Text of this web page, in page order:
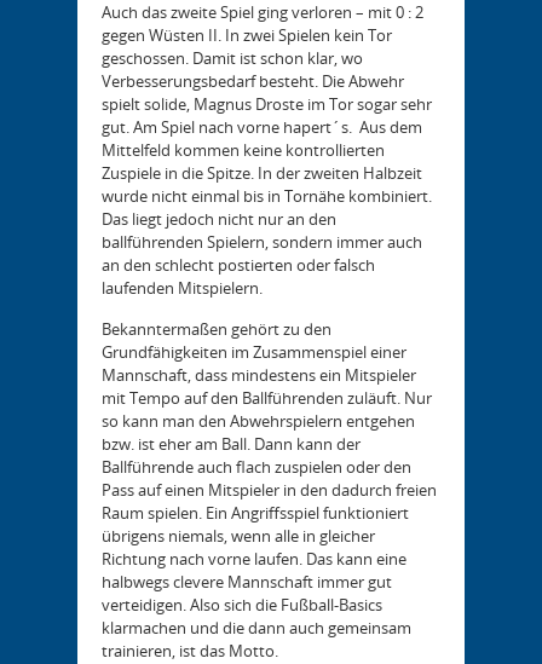
Auch das zweite Spiel ging verloren – mit 0 : 2
gegen Wüsten II. In zwei Spielen kein Tor
geschossen. Damit ist schon klar, wo
Verbesserungsbedarf besteht. Die Abwehr
spielt solide, Magnus Droste im Tor sogar sehr
gut. Am Spiel nach vorne hapert´s. Aus dem
Mittelfeld kommen keine kontrollierten
Zuspiele in die Spitze. In der zweiten Halbzeit
wurde nicht einmal bis in Tornähe kombiniert.
Das liegt jedoch nicht nur an den
ballführenden Spielern, sondern immer auch
an den schlecht postierten oder falsch
laufenden Mitspielern.
Bekanntermaßen gehört zu den
Grundfähigkeiten im Zusammenspiel einer
Mannschaft, dass mindestens ein Mitspieler
mit Tempo auf den Ballführenden zuläuft. Nur
so kann man den Abwehrspielern entgehen
bzw. ist eher am Ball. Dann kann der
Ballführende auch flach zuspielen oder den
Pass auf einen Mitspieler in den dadurch freien
Raum spielen. Ein Angriffsspiel funktioniert
übrigens niemals, wenn alle in gleicher
Richtung nach vorne laufen. Das kann eine
halbwegs clevere Mannschaft immer gut
verteidigen. Also sich die Fußball-Basics
klarmachen und die dann auch gemeinsam
trainieren, ist das Motto.